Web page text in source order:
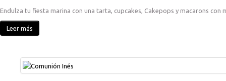
Endulza tu fiesta marina con una tarta, cupcakes, Cakepops y macarons con
Leer más